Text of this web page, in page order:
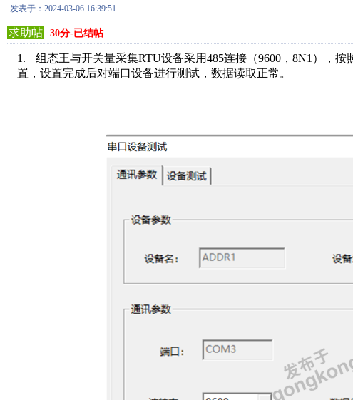
发表于：2024-03-06 16:39:51
求助帖
30分-已结帖
1. 组态王与开关量采集RTU设备采用485连接（9600 ， 8N1 ），按
置，设置完成后对端口设备进行测试，数据读取正常。